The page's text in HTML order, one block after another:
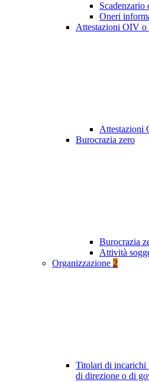
Oneri
Attestazioni OIV o
Attestazioni
Burocrazia zero
Burocrazia
Attività
Organizzazione 2
Titolari di incarichi
di direzione o di